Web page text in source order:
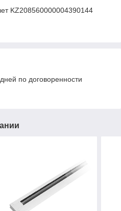
KZ208560000004390144
по договоренности